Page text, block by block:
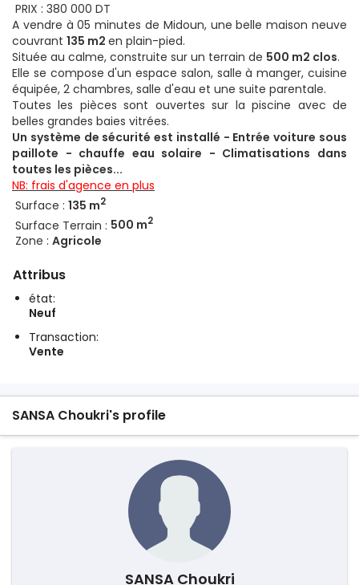
PRIX : 380 000 DT
A vendre à 05 minutes de Midoun, une belle maison neuve
couvrant 135 m2 en plain-pied.
Située au calme, construite sur un terrain de 500 m2 clos.
Elle se compose d'un espace salon, salle à manger, cuisine
équipée, 2 chambres, salle d'eau et une suite parentale.
Toutes les pièces sont ouvertes sur la piscine avec de
belles grandes baies vitrées.
Un système de sécurité est installé - Entrée voiture sous
paillote - chauffe eau solaire - Climatisations dans
toutes les pièces...
NB: frais d'agence en plus
Surface : 135 m2
Surface Terrain : 500 m2
Zone : Agricole
Attribus
état:
Neuf
Transaction:
Vente
SANSA Choukri's profile
SANSA Choukri